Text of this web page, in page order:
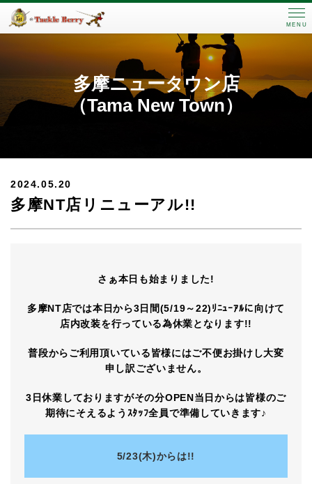
MENU
多摩ニュータウン店
（Tama New Town）
2024.05.20
多摩NT店リニューアル!!
さぁ本日も始まりました!
多摩NT店では本日から3日間(5/19～22)ﾘﾆｭｰｱﾙに向けて
店内改装を行っている為休業となります!!
普段からご利用頂いている皆様にはご不便お掛けし大変
申し訳ございません。
3日休業しておりますがその分OPEN当日からは皆様のご
期待にそえるようｽﾀｯﾌ全員で準備していきます♪
5/23(木)からは!!